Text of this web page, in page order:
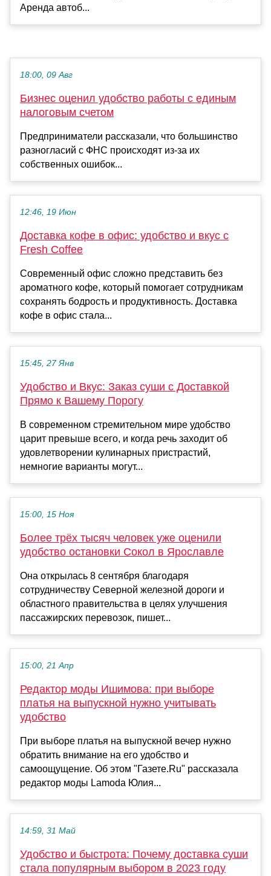
Аренда автоб...
18:00, 09 Авг
Бизнес оценил удобство работы с единым
налоговым счетом
Предприниматели рассказали, что большинство
разногласий с ФНС происходят из-за их
собственных ошибок...
12:46, 19 Июн
Доставка кофе в офис: удобство и вкус с
Fresh Coffee
Современный офис сложно представить без
ароматного кофе, который помогает сотрудникам
сохранять бодрость и продуктивность. Доставка
кофе в офис стала...
15:45, 27 Янв
Удобство и Вкус: Заказ суши с Доставкой
Прямо к Вашему Порогу
В современном стремительном мире удобство
царит превыше всего, и когда речь заходит об
удовлетворении кулинарных пристрастий,
немногие варианты могут...
15:00, 15 Ноя
Более трёх тысяч человек уже оценили
удобство остановки Сокол в Ярославле
Она открылась 8 сентября благодаря
сотрудничеству Северной железной дороги и
областного правительства в целях улучшения
пассажирских перевозок, пишет...
15:00, 21 Апр
Редактор моды Ишимова: при выборе
платья на выпускной нужно учитывать
удобство
При выборе платья на выпускной вечер нужно
обратить внимание на его удобство и
самоощущение. Об этом "Газете.Ru" рассказала
редактор моды Lamoda Юлия...
14:59, 31 Май
Удобство и быстрота: Почему доставка суши
стала популярным выбором в 2023 году